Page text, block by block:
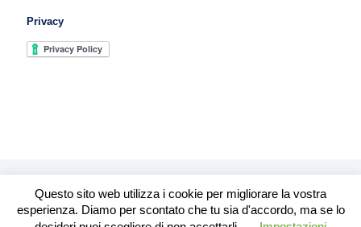
Privacy
Questo sito web utilizza i cookie per migliorare la vostra
esperienza. Diamo per scontato che tu sia d'accordo, ma se lo